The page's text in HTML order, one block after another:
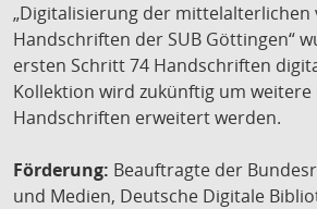
„Digitalisierung der mittelalterlichen
Handschriften der SUB Göttingen“
ersten Schritt 74 Handschriften
Kollektion wird zukünftig um
Handschriften erweitert werden.
Förderung: Beauftragte der
und Medien, Deutsche Digitale